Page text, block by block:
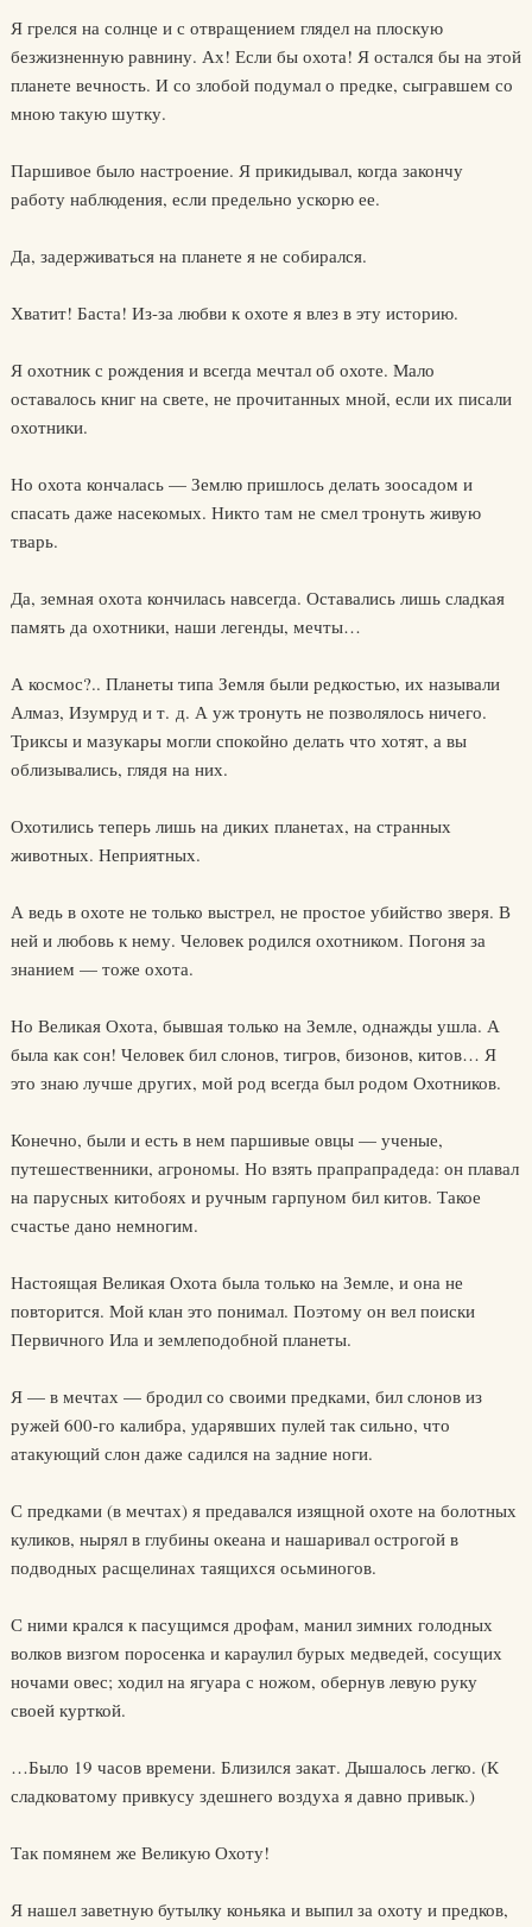
Я грелся на солнце и с отвращением глядел на плоскую
безжизненную равнину. Ах! Если бы охота! Я остался бы на этой
планете вечность. И со злобой подумал о предке, сыгравшем со
мною такую шутку.
Паршивое было настроение. Я прикидывал, когда закончу
работу наблюдения, если предельно ускорю ее.
Да, задерживаться на планете я не собирался.
Хватит! Баста! Из-за любви к охоте я влез в эту историю.
Я охотник с рождения и всегда мечтал об охоте. Мало
оставалось книг на свете, не прочитанных мной, если их писали
охотники.
Но охота кончалась — Землю пришлось делать зоосадом и
спасать даже насекомых. Никто там не смел тронуть живую
тварь.
Да, земная охота кончилась навсегда. Оставались лишь сладкая
память да охотники, наши легенды, мечты…
А космос?.. Планеты типа Земля были редкостью, их называли
Алмаз, Изумруд и т. д. А уж тронуть не позволялось ничего.
Триксы и мазукары могли спокойно делать что хотят, а вы
облизывались, глядя на них.
Охотились теперь лишь на диких планетах, на странных
животных. Неприятных.
А ведь в охоте не только выстрел, не простое убийство зверя. В
ней и любовь к нему. Человек родился охотником. Погоня за
знанием — тоже охота.
Но Великая Охота, бывшая только на Земле, однажды ушла. А
была как сон! Человек бил слонов, тигров, бизонов, китов… Я
это знаю лучше других, мой род всегда был родом Охотников.
Конечно, были и есть в нем паршивые овцы — ученые,
путешественники, агрономы. Но взять прапрапрадеда: он плавал
на парусных китобоях и ручным гарпуном бил китов. Такое
счастье дано немногим.
Настоящая Великая Охота была только на Земле, и она не
повторится. Мой клан это понимал. Поэтому он вел поиски
Первичного Ила и землеподобной планеты.
Я — в мечтах — бродил со своими предками, бил слонов из
ружей 600-го калибра, ударявших пулей так сильно, что
атакующий слон даже садился на задние ноги.
С предками (в мечтах) я предавался изящной охоте на болотных
куликов, нырял в глубины океана и нашаривал острогой в
подводных расщелинах таящихся осьминогов.
С ними крался к пасущимся дрофам, манил зимних голодных
волков визгом поросенка и караулил бурых медведей, сосущих
ночами овес; ходил на ягуара с ножом, обернув левую руку
своей курткой.
…Было 19 часов времени. Близился закат. Дышалось легко. (К
сладковатому привкусу здешнего воздуха я давно привык.)
Так помянем же Великую Охоту!
Я нашел заветную бутылку коньяка и выпил за охоту и предков,